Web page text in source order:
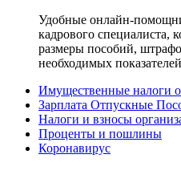
Удобные онлайн-
кадрового специалиста,
размеры пособий,
необходимых
Имущественные налоги
Зарплата Отпускные
Налоги и взносы
Проценты и пошлины
Коронавирус